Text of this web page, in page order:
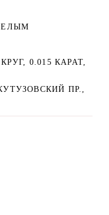
0.015 КАРАТ,
ПР.,